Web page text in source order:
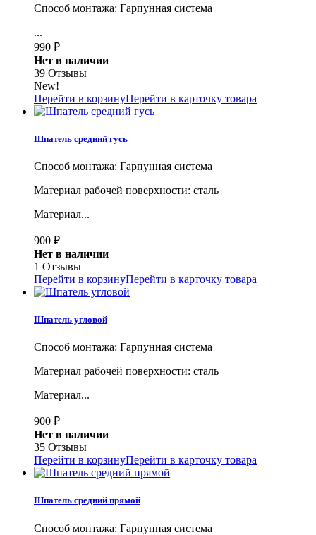
Способ монтажа: Гарпунная система
...
990 ₽
Нет в наличии
39 Отзывы
New!
Перейти в корзинуПерейти в карточку товара
Шпатель средний гусь
Способ монтажа: Гарпунная система
Материал рабочей поверхности: сталь
Материал...
900 ₽
Нет в наличии
1 Отзывы
Перейти в корзинуПерейти в карточку товара
Шпатель угловой
Способ монтажа: Гарпунная система
Материал рабочей поверхности: сталь
Материал...
900 ₽
Нет в наличии
35 Отзывы
Перейти в корзинуПерейти в карточку товара
Шпатель средний прямой
Способ монтажа: Гарпунная система